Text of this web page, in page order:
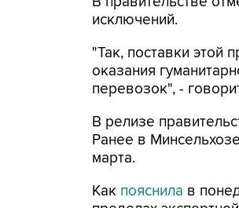
исключений.
"Так, поставки этой
оказания
перевозок", -
В релизе
Ранее в
марта.
Как пояснила в